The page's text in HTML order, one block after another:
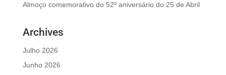
Almoço comemorativo do 52º aniversário do 25 de Abril
Archives
Julho 2026
Junho 2026